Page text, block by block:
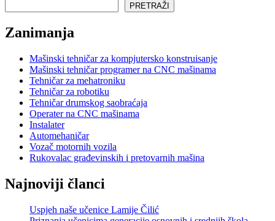
PRETRAŽI
Zanimanja
Mašinski tehničar za kompjutersko konstruisanje
Mašinski tehničar programer na CNC mašinama
Tehničar za mehatroniku
Tehničar za robotiku
Tehničar drumskog saobraćaja
Operater na CNC mašinama
Instalater
Automehaničar
Vozač motornih vozila
Rukovalac građevinskih i pretovarnih mašina
Najnoviji članci
Uspjeh naše učenice Lamije Čilić